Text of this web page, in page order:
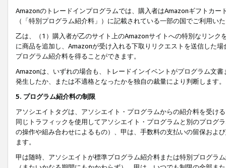
Amazonのトレードインプログラムでは、購入者はAmazonギフトカ
（「特別プログラム紹介料」）に記載されている一部の国でご利用い
乙は、（1）購入者が乙のサイト上のAmazonサイトへの特別なリン
に商品を追加し、Amazonが受け入れる下取りリクエストを送信した
プログラム紹介料を得ることができます。
Amazonは、いずれの場合も、トレードインイベントがプログラム文
発生したか、または不適格となったかを独自の裁量により判断します。
5. プログラム紹介料の制限
アソシエイトタグは、アソシエイト・プログラムからの紹介料を受け
同じトラフィックを使用してアソシエイト・プログラムと別のプログ
の操作や組み合わせによるもの）、甲は、手数料の支払いの留保およ
ます。
甲は随時、アソシエイトが標準プログラム紹介料または特別プログラ